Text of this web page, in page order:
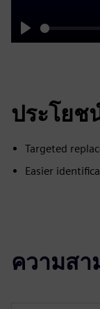
Play
ประโยช
Targeted
Easier
ความสา